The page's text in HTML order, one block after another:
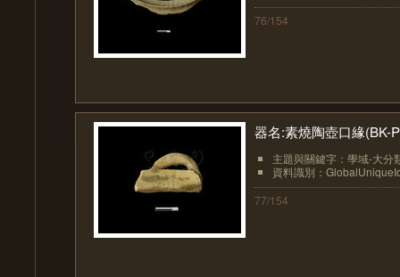
76/154
器名:素燒陶壺口緣(BK-
主題與關鍵字：學域-大分
資料識別：
77/154